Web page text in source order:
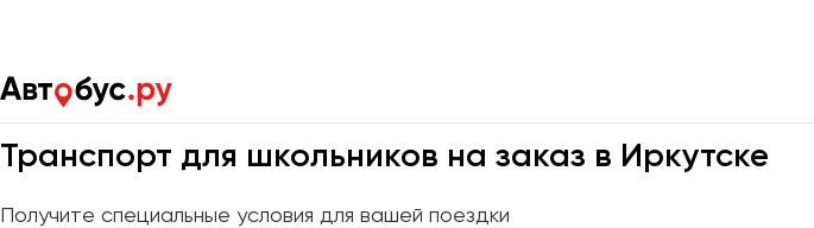
Главная Услуги Перевозка школьников
Мы на связи 24/7
Транспорт для школьников на заказ в Иркутске
Получите специальные условия для вашей поездки